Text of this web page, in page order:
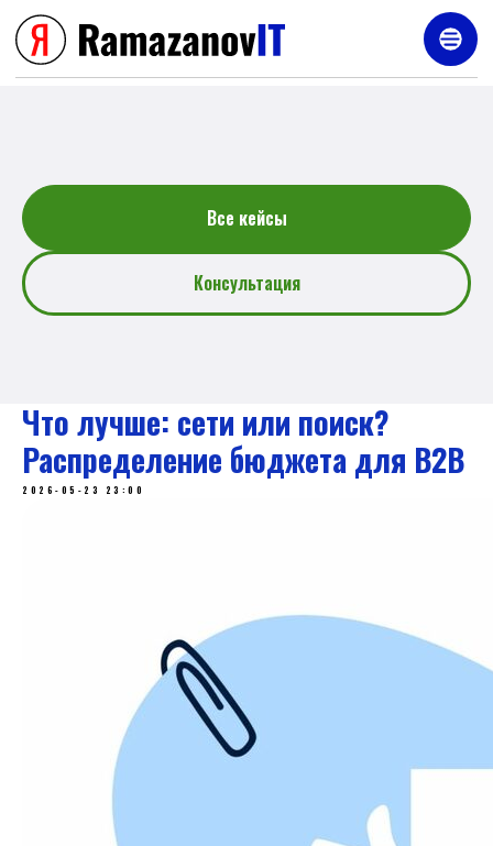
Услуги
Все кейсы
Консультация
Что лучше: сети или поиск?
Распределение бюджета для B2B
2026-05-23 23:00